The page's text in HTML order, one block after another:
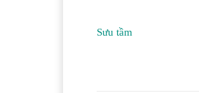
Sưu tầm